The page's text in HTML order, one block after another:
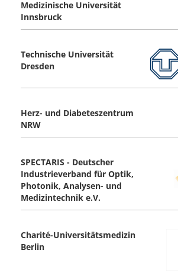
Medizinische Universität
Innsbruck
Technische Universität
Dresden
Herz- und Diabeteszentrum
NRW
SPECTARIS - Deutscher
Industrieverband für Optik,
Photonik, Analysen- und
Medizintechnik e.V.
Charité-Universitätsmedizin
Berlin